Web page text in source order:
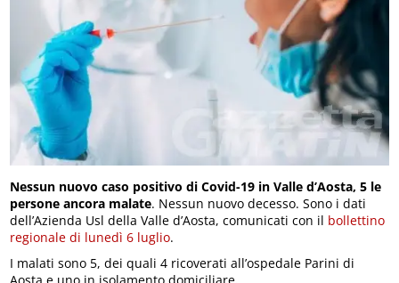
Nessun nuovo caso positivo di Covid-19 in Valle d’Aosta, 5 le
persone ancora malate. Nessun nuovo decesso. Sono i dati
dell’Azienda Usl della Valle d’Aosta, comunicati con il bollettino
regionale di lunedì 6 luglio.
I malati sono 5, dei quali 4 ricoverati all’ospedale Parini di